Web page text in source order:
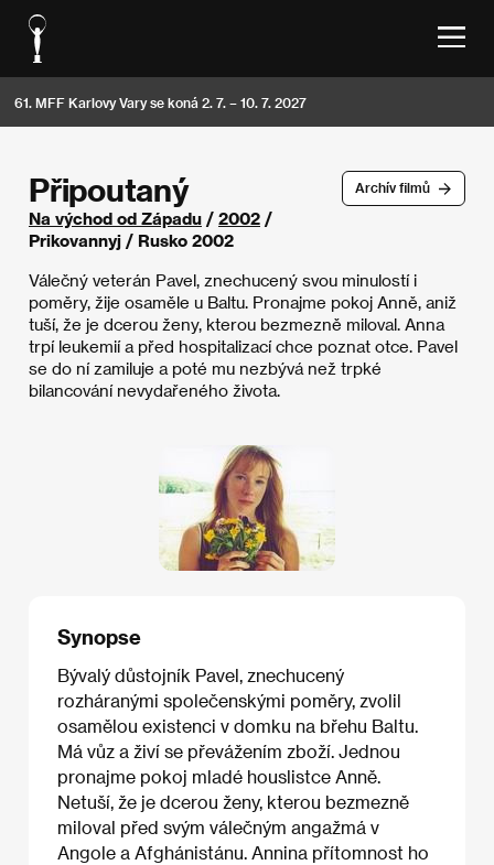
61. MFF Karlovy Vary se koná 2. 7. – 10. 7. 2027
Archív filmů
Připoutaný
Na východ od Západu / 2002 /
Prikovannyj / Rusko 2002
Válečný veterán Pavel, znechucený svou minulostí i
poměry, žije osaměle u Baltu. Pronajme pokoj Anně, aniž
tuší, že je dcerou ženy, kterou bezmezně miloval. Anna
trpí leukemií a před hospitalizací chce poznat otce. Pavel
se do ní zamiluje a poté mu nezbývá než trpké
bilancování nevydařeného života.
Synopse
Bývalý důstojník Pavel, znechucený
rozháranými společenskými poměry, zvolil
osamělou existenci v domku na břehu Baltu.
Má vůz a živí se převážením zboží. Jednou
pronajme pokoj mladé houslistce Anně.
Netuší, že je dcerou ženy, kterou bezmezně
miloval před svým válečným angažmá v
Angole a Afghánistánu. Annina přítomnost ho